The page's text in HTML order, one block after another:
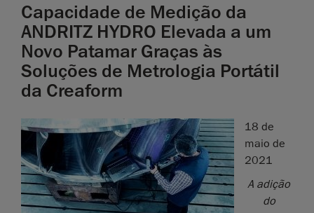
mais
Capacidade de Medição da
ANDRITZ HYDRO Elevada a um
Novo Patamar Graças às
Soluções de Metrologia Portátil
da Creaform
18 de
maio de
2021
A adição
do